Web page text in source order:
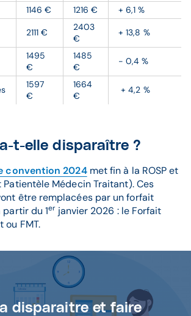
1146 € 1216 € + 6,1 %
2111 €
2403
€
+ 13,8 %
1495
€
1485
€
- 0,4 %
1597
€
1664
€
+ 4,2 %
t-elle disparaître ?
convention 2024met fin à la ROSP et
Patientèle Médecin Traitant). Ces
être remplacées par un forfait
partir du 1erjanvier 2026 : le Forfait
ou FMT.
disparaitre et faire